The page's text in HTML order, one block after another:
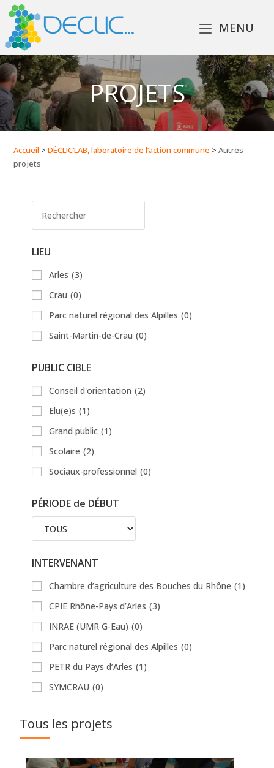
MENU
PROJETS
Accueil >DÉCLIC’LAB, laboratoire de l’action commune >Autres
projets
LIEU
Arles (3)
Crau (0)
Parc naturel régional des Alpilles (0)
Saint-Martin-de-Crau (0)
PUBLIC CIBLE
Conseil d'orientation (2)
Elu(e)s (1)
Grand public (1)
Scolaire (2)
Sociaux-professionnel (0)
PÉRIODE de DÉBUT
INTERVENANT
Chambre d’agriculture des Bouches du Rhône (1)
CPIE Rhône-Pays d’Arles (3)
INRAE (UMR G-Eau) (0)
Parc naturel régional des Alpilles (0)
PETR du Pays d’Arles (1)
SYMCRAU (0)
Tous les projets